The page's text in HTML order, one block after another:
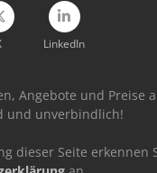
LinkedIn
Angebote und Preise
und unverbindlich!
dieser Seite erkennen